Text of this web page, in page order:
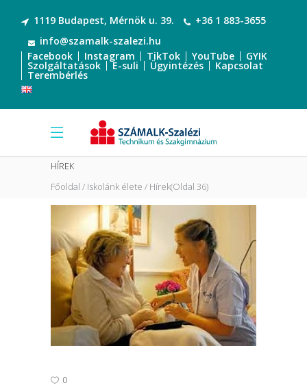
1119 Budapest, Mérnök u. 39.
+36 1 883-3655
info@szamalk-szalezi.hu
Facebook
Instagram TikTok YouTube GYIK
Szolgáltatások E-suli Ügyintézés Kapcsolat
Terembérlés
HÍREK
Főoldal Iskolánk élete Hírek(Oldal 36)
0